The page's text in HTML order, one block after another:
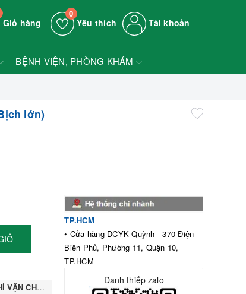
Giỏ hàng Yêu thích
0
Tài khoản
BỆNH VIỆN, PHÒNG KHÁM
lớn)
CHUYỂN
TP.HCM
• Cửa hàng DCYK Quỳnh - 370 Điện
Biên Phủ, Phường 11, Quận 10,
TP.HCM
Danh thiếp zalo